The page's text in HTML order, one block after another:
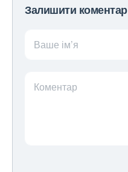
Залишити коментар
Ваше ім’я
Коментар